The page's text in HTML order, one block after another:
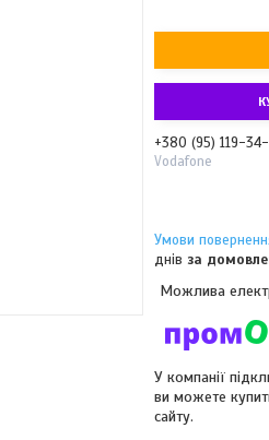
+380 (95) 119-
Vodafone
днів за
У компанії
ви можете
сайту.